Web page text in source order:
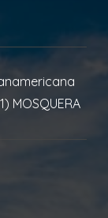
MOSQUERA